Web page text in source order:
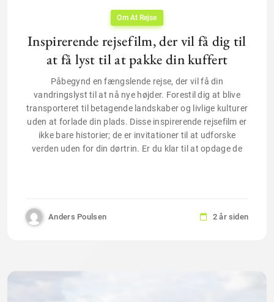
Om At Rejse
Inspirerende rejsefilm, der vil få dig til
at få lyst til at pakke din kuffert
Påbegynd en fængslende rejse, der vil få din
vandringslyst til at nå nye højder. Forestil dig at blive
transporteret til betagende landskaber og livlige kulturer
uden at forlade din plads. Disse inspirerende rejsefilm er
ikke bare historier; de er invitationer til at udforske
verden uden for din dørtrin. Er du klar til at opdage de
Anders Poulsen 2 år siden